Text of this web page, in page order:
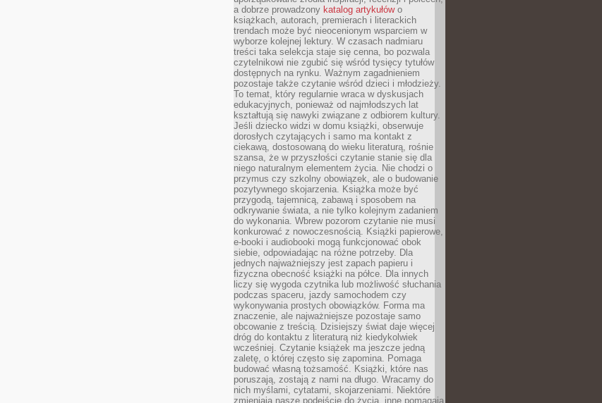
a dobrze prowadzony katalog artykułówo
książkach, autorach, premierach i literackich
trendach może być nieocenionym wsparciem w
wyborze kolejnej lektury. W czasach nadmiaru
treści taka selekcja staje się cenna, bo pozwala
czytelnikowi nie zgubić się wśród tysięcy tytułów
dostępnych na rynku. Ważnym zagadnieniem
pozostaje także czytanie wśród dzieci i młodzieży.
To temat, który regularnie wraca w dyskusjach
edukacyjnych, ponieważ od najmłodszych lat
kształtują się nawyki związane z odbiorem kultury.
Jeśli dziecko widzi w domu książki, obserwuje
dorosłych czytających i samo ma kontakt z
ciekawą, dostosowaną do wieku literaturą, rośnie
szansa, że w przyszłości czytanie stanie się dla
niego naturalnym elementem życia. Nie chodzi o
przymus czy szkolny obowiązek, ale o budowanie
pozytywnego skojarzenia. Książka może być
przygodą, tajemnicą, zabawą i sposobem na
odkrywanie świata, a nie tylko kolejnym zadaniem
do wykonania. Wbrew pozorom czytanie nie musi
konkurować z nowoczesnością. Książki papierowe,
e-booki i audiobooki mogą funkcjonować obok
siebie, odpowiadając na różne potrzeby. Dla
jednych najważniejszy jest zapach papieru i
fizyczna obecność książki na półce. Dla innych
liczy się wygoda czytnika lub możliwość słuchania
podczas spaceru, jazdy samochodem czy
wykonywania prostych obowiązków. Forma ma
znaczenie, ale najważniejsze pozostaje samo
obcowanie z treścią. Dzisiejszy świat daje więcej
dróg do kontaktu z literaturą niż kiedykolwiek
wcześniej. Czytanie książek ma jeszcze jedną
zaletę, o której często się zapomina. Pomaga
budować własną tożsamość. Książki, które nas
poruszają, zostają z nami na długo. Wracamy do
nich myślami, cytatami, skojarzeniami. Niektóre
zmieniają nasze podejście do życia, inne pomagają